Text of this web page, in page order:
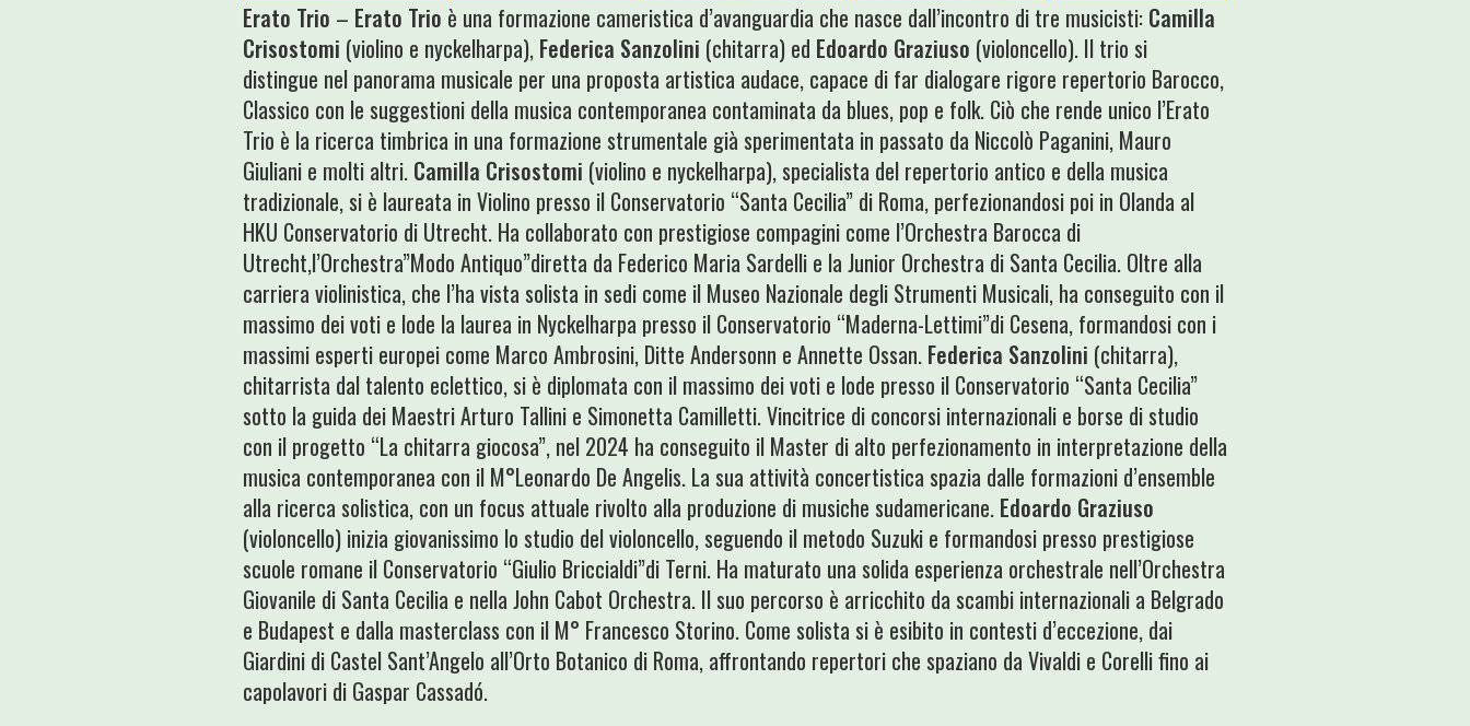
Erato Trio – Erato Trio è una formazione cameristica d’avanguardia che nasce dall’incontro di tre musicisti: Camilla
Crisostomi (violino e nyckelharpa), Federica Sanzolini (chitarra) ed Edoardo Graziuso (violoncello). Il trio si
distingue nel panorama musicale per una proposta artistica audace, capace di far dialogare rigore repertorio Barocco,
Classico con le suggestioni della musica contemporanea contaminata da blues, pop e folk. Ciò che rende unico l’Erato
Trio è la ricerca timbrica in una formazione strumentale già sperimentata in passato da Niccolò Paganini, Mauro
Giuliani e molti altri. Camilla Crisostomi (violino e nyckelharpa), specialista del repertorio antico e della musica
tradizionale, si è laureata in Violino presso il Conservatorio “Santa Cecilia” di Roma, perfezionandosi poi in Olanda al
HKU Conservatorio di Utrecht. Ha collaborato con prestigiose compagini come l’Orchestra Barocca di
Utrecht,l’Orchestra”Modo Antiquo”diretta da Federico Maria Sardelli e la Junior Orchestra di Santa Cecilia. Oltre alla
carriera violinistica, che l’ha vista solista in sedi come il Museo Nazionale degli Strumenti Musicali, ha conseguito con il
massimo dei voti e lode la laurea in Nyckelharpa presso il Conservatorio “Maderna-Lettimi”di Cesena, formandosi con i
massimi esperti europei come Marco Ambrosini, Ditte Andersonn e Annette Ossan. Federica Sanzolini (chitarra),
chitarrista dal talento eclettico, si è diplomata con il massimo dei voti e lode presso il Conservatorio “Santa Cecilia”
sotto la guida dei Maestri Arturo Tallini e Simonetta Camilletti. Vincitrice di concorsi internazionali e borse di studio
con il progetto “La chitarra giocosa”, nel 2024 ha conseguito il Master di alto perfezionamento in interpretazione della
musica contemporanea con il M°Leonardo De Angelis. La sua attività concertistica spazia dalle formazioni d’ensemble
alla ricerca solistica, con un focus attuale rivolto alla produzione di musiche sudamericane. Edoardo Graziuso
(violoncello) inizia giovanissimo lo studio del violoncello, seguendo il metodo Suzuki e formandosi presso prestigiose
scuole romane il Conservatorio “Giulio Briccialdi”di Terni. Ha maturato una solida esperienza orchestrale nell’Orchestra
Giovanile di Santa Cecilia e nella John Cabot Orchestra. Il suo percorso è arricchito da scambi internazionali a Belgrado
e Budapest e dalla masterclass con il M° Francesco Storino. Come solista si è esibito in contesti d’eccezione, dai
Giardini di Castel Sant’Angelo all’Orto Botanico di Roma, affrontando repertori che spaziano da Vivaldi e Corelli fino ai
capolavori di Gaspar Cassadó.